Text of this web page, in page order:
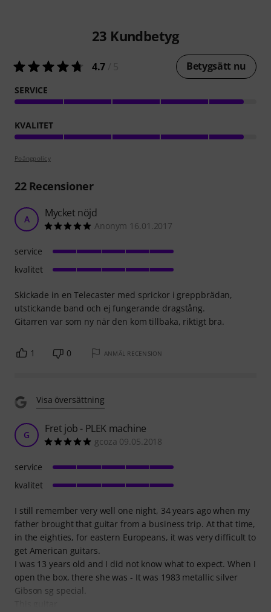
23 Kundbetyg
4.7 Betygsätt nu
SERVICE
KVALITET
Poängpolicy
22Recensioner
A Mycket nöjd
Anonym 16.01.2017
Skickade in en Telecaster med sprickor i greppbrädan,
utstickande band och ej fungerande dragstång.
Gitarren var som ny när den kom tillbaka, riktigt bra.
service
kvalitet
1 0 ANMÄL RECENSION
Visa översättning
G Fret job - PLEK machine
gcoza 09.05.2018
I still remember very well one night, 34 years ago when my
father brought that guitar from a business trip. At that time,
in the eighties, for eastern Europeans, it was very difficult to
get American guitars.
I was 13 years old and I did not know what to expect. When I
open the box, there she was - It was 1983 metallic silver
Gibson sg special.
service
kvalitet